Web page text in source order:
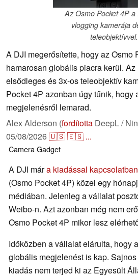
Az Osmo Pocket 4P a
vlogging kamerája
teleobjektívvel.
A DJI megerősítette, hogy az Osmo
hamarosan globális piacra kerül.
elsődleges és 3x-os teleobjektív
Pocket 4P azonban úgy tűnik, hogy
megjelenésről lemarad.
Alex Alderson (fordította DeepL /
05/08/2026🇺🇸🇪🇸 ...
CameraGadget
A DJI mára kiadással kapcsolatban
(Osmo Pocket 4P) közel egy
médiában. Jelenleg a vállalat
Weibo-n. Azt azonban még nem
Osmo Pocket 4P mikor lesz
Időközben a vállalat elárulta, hogy
globális megjelenést is kap.
kiadás nem terjed ki az Egyesült